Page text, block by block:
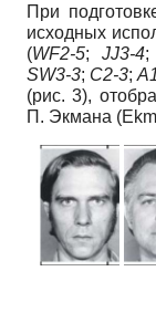
При
исходных
(WF2-5; JJ3-4;
SW3-3; C2-3;
(рис. 3),
П. Экмана